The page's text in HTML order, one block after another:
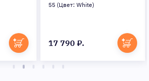
55 (Цвет: White)
17 790 ₽.